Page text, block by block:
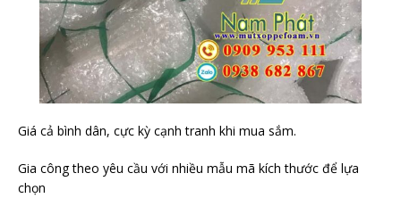
Giá cả bình dân, cực kỳ cạnh tranh khi mua sắm.
Gia công theo yêu cầu với nhiều mẫu mã kích thước để lựa
chọn